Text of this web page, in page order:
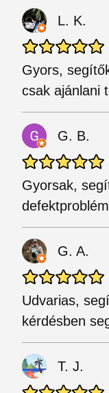
L. K.
Gyors,
csak ajánlani
G. B.
Gyorsak,
G. A.
Udvarias,
kérdésben
T. J.